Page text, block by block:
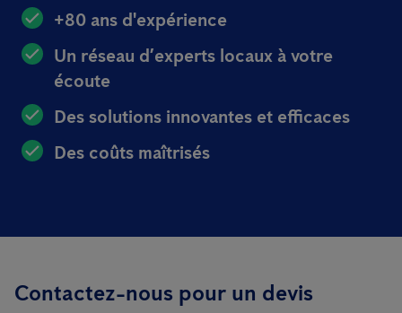
+80 ans d'expérience
Un réseau d’experts locaux à votre
écoute
Des solutions innovantes et efficaces
Des coûts maîtrisés
Contactez-nous pour un devis